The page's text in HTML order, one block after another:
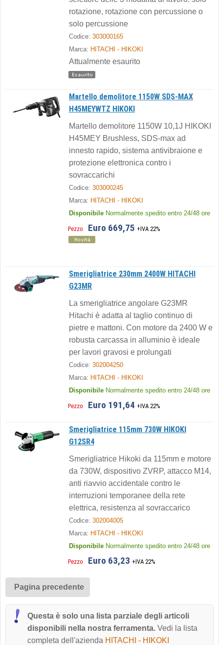
rotazione, rotazione con percussione o
solo percussione
Codice: 303000165
Marca: HITACHI - HIKOKI
Attualmente esaurito
Martello demolitore 1150W SDS-MAX
H45MEYWTZ HIKOKI
Martello demolitore 1150W 10,1J HIKOKI
H45MEY Brushless, SDS-max ad
innesto rapido, sistema antivibraione e
protezione elettronica contro i
sovraccarichi
Codice: 303000245
Marca: HITACHI - HIKOKI
Disponibile Normalmente spedito entro 24/48 ore
Pezzo Euro 669,75 +IVA 22%
Smerigliatrice 230mm 2400W HITACHI
G23MR
La smerigliatrice angolare G23MR
Hitachi è adatta al taglio continuo di
pietre e mattoni. Con motore da 2400 W e
robusta carcassa in alluminio è ideale
per lavori gravosi e prolungati
Codice: 302004250
Marca: HITACHI - HIKOKI
Disponibile Normalmente spedito entro 24/48 ore
Pezzo Euro 191,64 +IVA 22%
Smerigliatrice 115mm 730W HIKOKI
G12SR4
Smerigliatrice Hikoki da 115mm e motore
da 730W, dispositivo ZVRP, attacco M14,
anti riavvio accidentale contro le
interruzioni temporanee della rete
elettrica, resistenza al sovraccarico
Codice: 302004005
Marca: HITACHI - HIKOKI
Disponibile Normalmente spedito entro 24/48 ore
Pezzo Euro 63,23 +IVA 22%
Pagina precedente
Questa è solo una lista parziale degli articoli
disponibili nella nostra ferramenta. Vedi la lista
completa dell'azienda HITACHI - HIKOKI